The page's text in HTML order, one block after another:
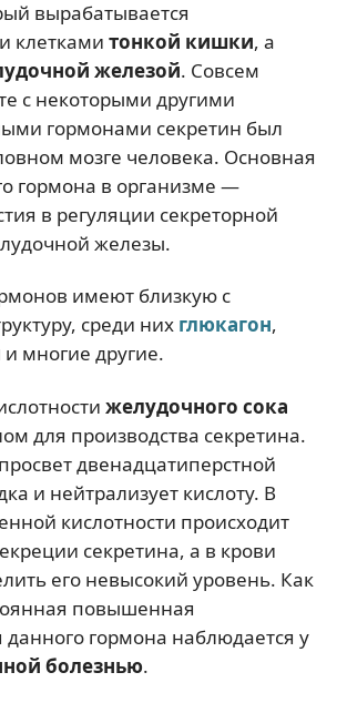
вырабатывается
клетками тонкой кишки, а
железой. Совсем
с некоторыми другими
гормонами секретин был
мозге человека. Основная
гормона в организме —
в регуляции секреторной
железы.
имеют близкую с
среди них глюкагон,
и многие другие.
желудочного сока
для производства секретина.
двенадцатиперстной
и нейтрализует кислоту. В
кислотности происходит
секретина, а в крови
его невысокий уровень. Как
повышенная
гормона наблюдается у
болезнью.